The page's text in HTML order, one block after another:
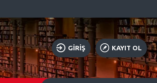
GIRIŞ KAYIT OL